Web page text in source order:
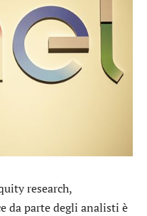
research,
da parte degli analisti è